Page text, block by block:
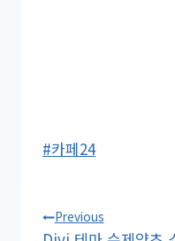
Post
#카페24
글Previous